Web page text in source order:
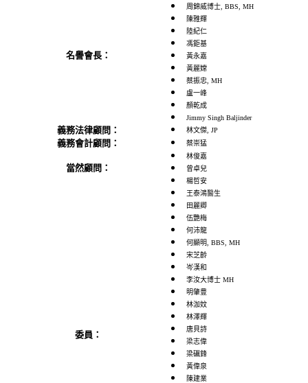
名譽會長：
周錦威博士, BBS, MH
陳雅輝
陸紀仁
馮鉅基
黃永嘉
黃麗嫦
蔡振忠, MH
盧一峰
顏乾成
Jimmy Singh Baljinder
義務法律顧問： 林文傑, JP
義務會計顧問： 蔡崇猛
當然顧問：
林俊嘉
曾卓兒
楊哲安
委員：
王泰鴻醫生
田麗卿
伍艷梅
何沛龍
何顯明, BBS, MH
宋芝齡
岑漢和
李汝大博士 MH
明肇豊
林泇妏
林澤輝
唐貝詩
梁志偉
梁礪鋒
黃偉泉
陳建業